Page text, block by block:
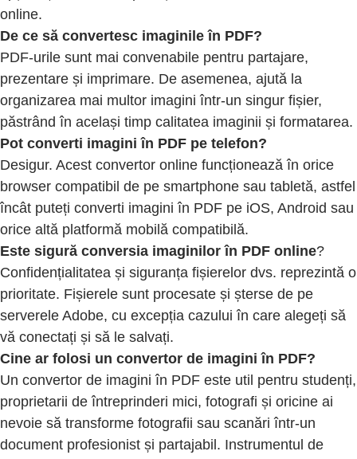
online.
De ce să convertesc imaginile în PDF?
PDF-urile sunt mai convenabile pentru partajare,
prezentare și imprimare. De asemenea, ajută la
organizarea mai multor imagini într-un singur fișier,
păstrând în același timp calitatea imaginii și formatarea.
Pot converti imagini în PDF pe telefon?
Desigur. Acest convertor online funcționează în orice
browser compatibil de pe smartphone sau tabletă, astfel
încât puteți converti imagini în PDF pe iOS, Android sau
orice altă platformă mobilă compatibilă.
Este sigură conversia imaginilor în PDF online?
Confidențialitatea și siguranța fișierelor dvs. reprezintă o
prioritate. Fișierele sunt procesate și șterse de pe
serverele Adobe, cu excepția cazului în care alegeți să
vă conectați și să le salvați.
Cine ar folosi un convertor de imagini în PDF?
Un convertor de imagini în PDF este util pentru studenți,
proprietarii de întreprinderi mici, fotografi și oricine ai
nevoie să transforme fotografii sau scanări într-un
document profesionist și partajabil. Instrumentul de